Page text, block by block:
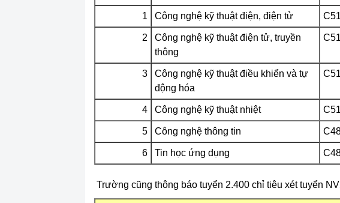
1 Công nghệ kỹ thuật điện, điện tử
2
Công nghệ kỹ thuật điện tử, truyền
thông
3
Công nghệ kỹ thuật điều khiển và tự
động hóa
4 Công nghệ kỹ thuật nhiệt
5 Công nghệ thông tin
6 Tin học ứng dụng
Trường cũng thông báo tuyển 2.400 chỉ tiêu xét tuyển